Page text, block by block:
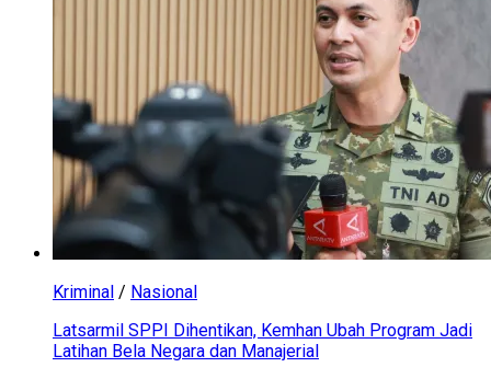
Kriminal / Nasional
Latsarmil SPPI Dihentikan, Kemhan Ubah Program Jadi
Latihan Bela Negara dan Manajerial